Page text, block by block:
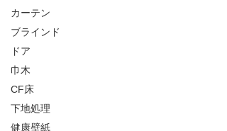
カーテン
ブラインド
ドア
巾木
CF床
下地処理
健康壁紙